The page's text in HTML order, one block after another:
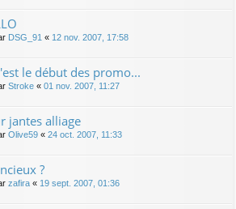
DSG_91 « 12 nov. 2007, 17:58
le début des promo...
Stroke « 01 nov. 2007, 11:27
jantes alliage
Olive59 « 24 oct. 2007, 11:33
?
zafira « 19 sept. 2007, 01:36